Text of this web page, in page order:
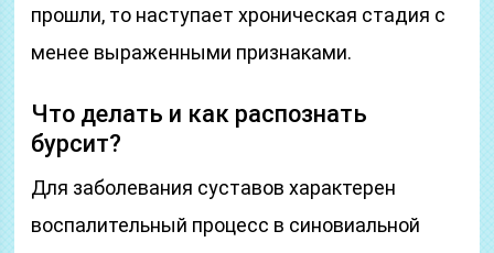
прошли, то наступает хроническая стадия с
менее выраженными признаками.
Что делать и как распознать
бурсит?
Для заболевания суставов характерен
воспалительный процесс в синовиальной